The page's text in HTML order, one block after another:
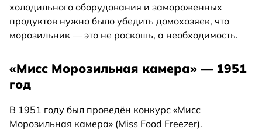
холодильного оборудования и замороженных
продуктов нужно было убедить домохозяек, что
морозильник — это не роскошь, а необходимость.
«Мисс Морозильная камера» — 1951
год
В 1951 году был проведён конкурс «Мисс
Морозильная камера» (Miss Food Freezer).